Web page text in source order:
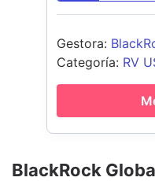
BlackRock
Gestora:
Categoría: RV